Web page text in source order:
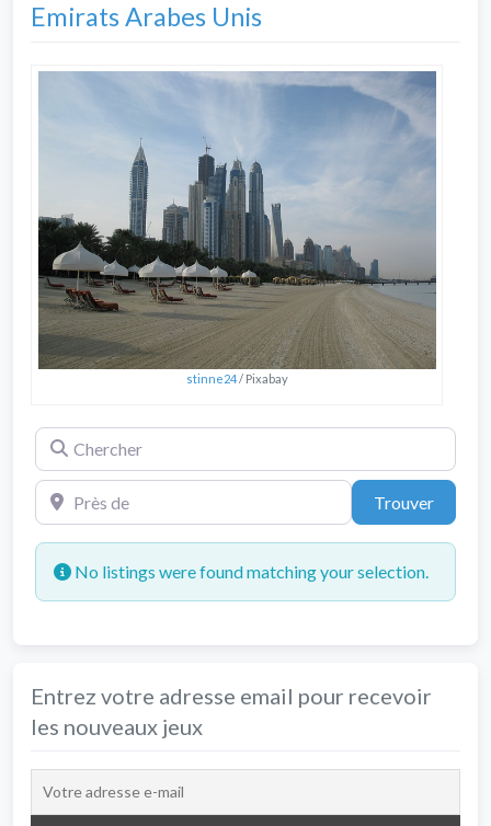
Emirats Arabes Unis
stinne24/ Pixabay
Chercher
Près de
Trouver
No listings were found matching your selection.
Entrez votre adresse email pour recevoir
les nouveaux jeux